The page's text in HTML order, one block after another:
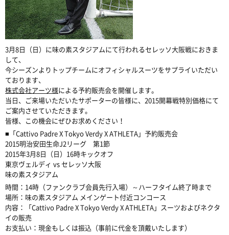
3月8日（日）に味の素スタジアムにて行われるセレッソ大阪戦におきま
して、
今シーズンよりトップチームにオフィシャルスーツをサプライいただい
ております、
株式会社アーツ様による予約販売会を開催します。
当日、ご来場いただいたサポーターの皆様に、2015開幕戦特別価格にて
ご案内させていただきます。
皆様、この機会にぜひお求めください！
■「Cattivo Padre X Tokyo Verdy X ATHLETA」予約販売会
2015明治安田生命J2リーグ 第1節
2015年3月8日（日）16時キックオフ
東京ヴェルディ vs セレッソ大阪
味の素スタジアム
時間：14時（ファンクラブ会員先行入場）～ハーフタイム終了時まで
場所：味の素スタジアム メインゲート付近コンコース
内容：「Cattivo Padre X Tokyo Verdy X ATHLETA」スーツおよびネクタ
イの販売
お支払い：現金もしくは振込（事前に代金を頂戴いたします）